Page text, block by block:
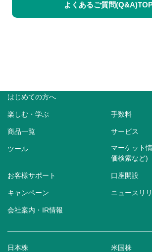
よくあるご質問
はじめての方へ
楽しむ・学ぶ 手数料
商品一覧 サービス
ツール
マーケット
価検索など)
お客様サポート 口座開設
キャンペーン ニュースリ
会社案内・IR情報
日本株 米国株